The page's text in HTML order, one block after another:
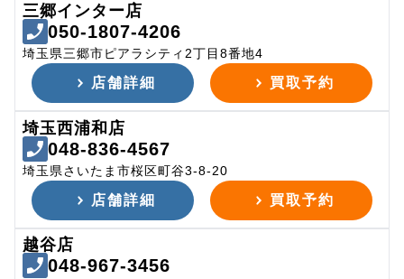
三郷インター店
050-1807-4206
埼玉県三郷市ピアラシティ2丁目8番地4
店舗詳細 買取予約
埼玉西浦和店
048-836-4567
埼玉県さいたま市桜区町谷3-8-20
店舗詳細 買取予約
越谷店
048-967-3456